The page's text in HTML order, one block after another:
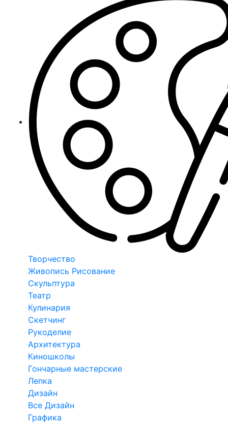
Творчество
Живопись Рисование
Скульптура
Театр
Кулинария
Скетчинг
Рукоделие
Архитектура
Киношколы
Гончарные мастерские
Лепка
Дизайн
Все Дизайн
Графика